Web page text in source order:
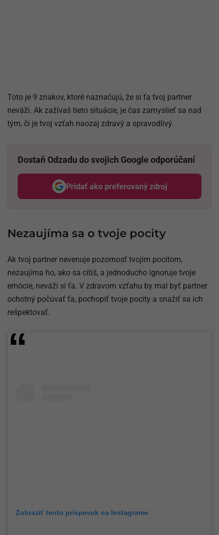
Toto je 9 znakov, ktoré naznačujú, že si ťa tvoj partner
neváži. Ak zažívaš tieto situácie, je čas zamyslieť sa nad
tým, či je tvoj vzťah naozaj zdravý a spravodlivý.
Dostaň Odzadu do svojich Google odporúčaní
Pridať ako preferovaný zdroj
Odzadu, odkaz sa otvorí v
Nezaujíma sa o tvoje pocity
Ak tvoj partner nevenuje pozornosť tvojim pocitom,
nezaujíma ho, ako sa cítiš, a jednoducho ignoruje tvoje
emócie, neváži si ťa. V zdravom vzťahu by mal byť partner
ochotný počúvať ťa, pochopiť tvoje pocity a snažiť sa ich
rešpektovať.
Zobraziť tento príspevok na Instagrame